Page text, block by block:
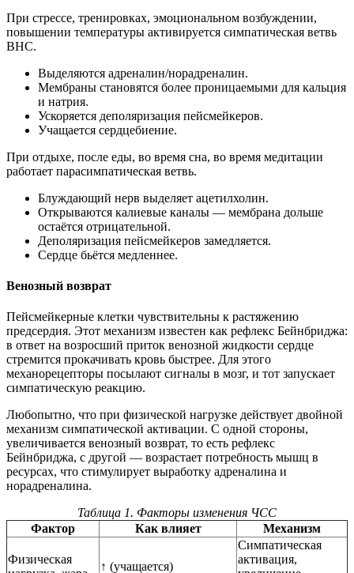
При стрессе, тренировках, эмоциональном возбуждении,
повышении температуры активируется симпатическая ветвь
ВНС.
Выделяются адреналин/норадреналин.
Мембраны становятся более проницаемыми для кальция
и натрия.
Ускоряется деполяризация пейсмейкеров.
Учащается сердцебиение.
При отдыхе, после еды, во время сна, во время медитации
работает парасимпатическая ветвь.
Блуждающий нерв выделяет ацетилхолин.
Открываются калиевые каналы — мембрана дольше
остаётся отрицательной.
Деполяризация пейсмейкеров замедляется.
Сердце бьётся медленнее.
Венозный возврат
Пейсмейкерные клетки чувствительны к растяжению
предсердия. Этот механизм известен как рефлекс Бейнбриджа:
в ответ на возросший приток венозной жидкости сердце
стремится прокачивать кровь быстрее. Для этого
механорецепторы посылают сигналы в мозг, и тот запускает
симпатическую реакцию.
Любопытно, что при физической нагрузке действует двойной
механизм симпатической активации. С одной стороны,
увеличивается венозный возврат, то есть рефлекс
Бейнбриджа, с другой — возрастает потребность мышц в
ресурсах, что стимулирует выработку адреналина и
норадреналина.
Таблица 1. Факторы изменения ЧСС
Фактор
Как влияет Механизм
Физическая
↑ (учащается)
Симпатическая
активация,